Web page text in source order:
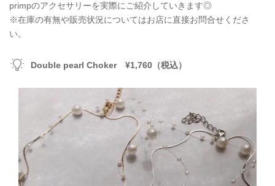
primpのアクセサリーを実際にご紹介していきます◎
※在庫の有無や販売状況についてはお店に直接お問合せくださ
い。
Double pearl Choker ¥1,760（税込）